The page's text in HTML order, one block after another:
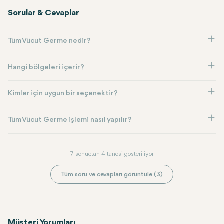
Sorular & Cevaplar
Tüm Vücut Germe nedir?
Hangi bölgeleri içerir?
Kimler için uygun bir seçenektir?
Tüm Vücut Germe işlemi nasıl yapılır?
7 sonuçtan 4 tanesi gösteriliyor
Tüm soru ve cevapları görüntüle (3)